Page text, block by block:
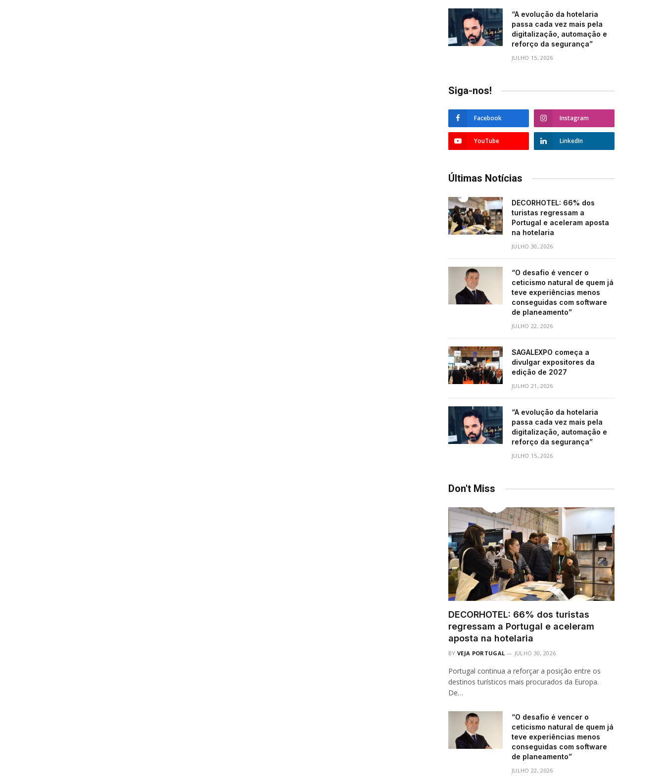
“A evolução da hotelaria
passa cada vez mais pela
digitalização, automação e
reforço da segurança”
JULHO 15, 2026
Siga-nos!
Facebook Instagram
YouTube LinkedIn
Últimas Notícias
DECORHOTEL: 66% dos
turistas regressam a
Portugal e aceleram aposta
na hotelaria
JULHO 30, 2026
“O desafio é vencer o
ceticismo natural de quem já
teve experiências menos
conseguidas com software
de planeamento”
JULHO 22, 2026
SAGALEXPO começa a
divulgar expositores da
edição de 2027
JULHO 21, 2026
“A evolução da hotelaria
passa cada vez mais pela
digitalização, automação e
reforço da segurança”
JULHO 15, 2026
Don't Miss
DECORHOTEL: 66% dos turistas
regressam a Portugal e aceleram
aposta na hotelaria
BY VEJA PORTUGAL JULHO 30, 2026
Portugal continua a reforçar a posição entre os
destinos turísticos mais procurados da Europa.
De…
“O desafio é vencer o
ceticismo natural de quem já
teve experiências menos
conseguidas com software
de planeamento”
JULHO 22, 2026